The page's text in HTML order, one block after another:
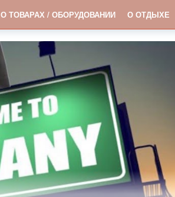
О ТОВАРАХ / ОБОРУДОВАНИИ О ОТДЫХЕ